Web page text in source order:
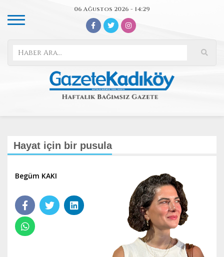
06 Ağustos 2026 - 14:29
​Hayat için bir pusula
Begüm KAKI